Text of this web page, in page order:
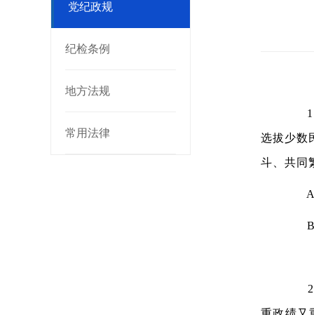
党纪政规
纪检条例
地方法规
常用法律
1、
选拔少数
斗、共同
A.
B.
2、